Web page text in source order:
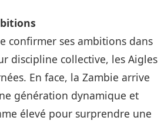
confirmer ses ambitions dans
discipline collective, les Aigles
En face, la Zambie arrive
génération dynamique et
élevé pour surprendre une